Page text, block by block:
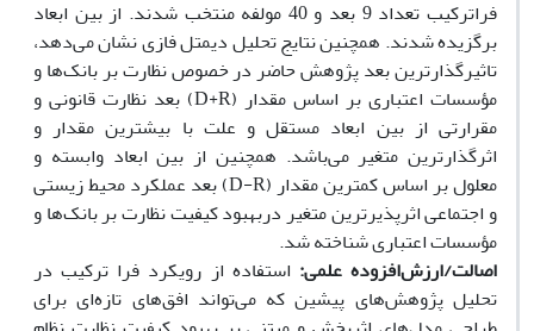
فراترکیب تعداد 9 بعد و 40 مولفه منتخب شدند. از بین ابعاد
برگزیده شدند. همچنین نتایج تحلیل دیمتل فازی نشان می‌دهد،
تاثیرگذارترین بعد پژوهش حاضر در خصوص نظارت بر بانک­‌ها و
مؤسسات اعتباری بر اساس مقدار (D+R) بعد نظارت قانونی و
مقرارتی از بین ابعاد مستقل و علت با بیشترین مقدار و
اثرگذارترین متغیر می‌باشد. همچنین از بین ابعاد وابسته و
معلول بر اساس کمترین مقدار (D-R) بعد عملکرد محیط زیستی
و اجتماعی اثرپذیرترین متغیر دربهبود کیفیت نظارت بر بانک­‌ها و
مؤسسات اعتباری شناخته شد.
اصالت/ارزش‌افزوده علمی: استفاده از رویکرد فرا ترکیب در
تحلیل پژوهش‌های پیشین که می‌تواند افق‌های تازه‌ای برای